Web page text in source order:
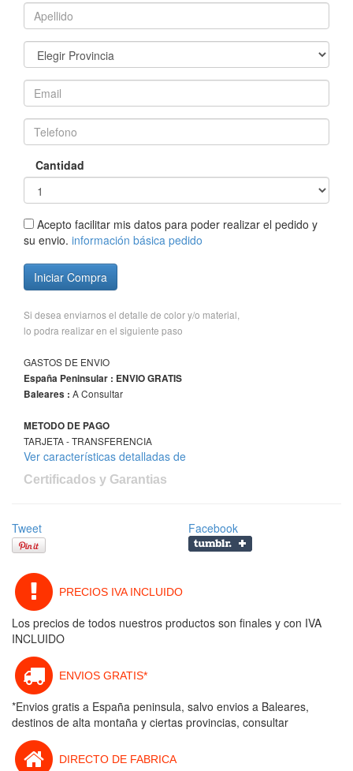
Cantidad
Acepto facilitar mis datos para poder realizar el pedido y
su envio. información básica pedido
Iniciar Compra
Si desea enviarnos el detalle de color y/o material,
lo podra realizar en el siguiente paso
GASTOS DE ENVIO
España Peninsular : ENVIO GRATIS
Baleares : A Consultar
METODO DE PAGO
TARJETA - TRANSFERENCIA
Ver características detalladas de
Certificados y Garantias
Tweet Facebook
PRECIOS IVA INCLUIDO
Los precios de todos nuestros productos son finales y con IVA
INCLUIDO
ENVIOS GRATIS*
*Envios gratis a España peninsula, salvo envios a Baleares,
destinos de alta montaña y ciertas provincias, consultar
DIRECTO DE FABRICA